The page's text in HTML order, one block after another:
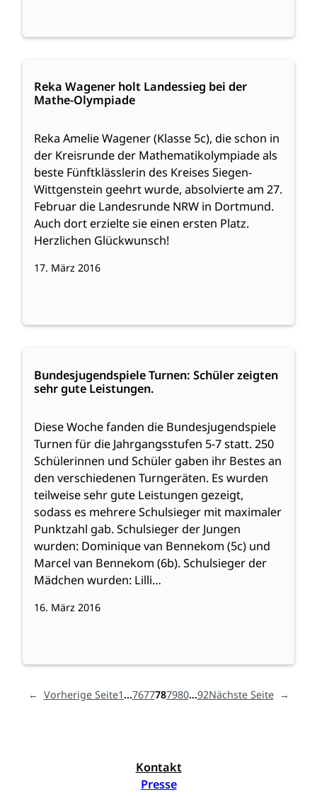
Reka Wagener holt Landessieg bei der
Mathe-Olympiade
Reka Amelie Wagener (Klasse 5c), die schon in
der Kreisrunde der Mathematikolympiade als
beste Fünftklässlerin des Kreises Siegen-
Wittgenstein geehrt wurde, absolvierte am 27.
Februar die Landesrunde NRW in Dortmund.
Auch dort erzielte sie einen ersten Platz.
Herzlichen Glückwunsch!
17. März 2016
Reka
Wagener
Landessieg
bei
der
Mathe-
Olympiade
Bundesjugendspiele Turnen: Schüler zeigten
sehr gute Leistungen.
Diese Woche fanden die Bundesjugendspiele
Turnen für die Jahrgangsstufen 5-7 statt. 250
Schülerinnen und Schüler gaben ihr Bestes an
den verschiedenen Turngeräten. Es wurden
teilweise sehr gute Leistungen gezeigt,
sodass es mehrere Schulsieger mit maximaler
Punktzahl gab. Schulsieger der Jungen
wurden: Dominique van Bennekom (5c) und
Marcel van Bennekom (6b). Schulsieger der
Mädchen wurden: Lilli…
16. März 2016
Bundesjugendspiele
Turnen:
zeigten
sehr
gute
Leistungen.
← Vorherige Seite1 …7677787980…92Nächste Seite →
Kontakt
Presse